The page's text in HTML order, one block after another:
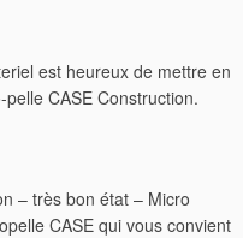
est heureux de mettre en
CASE Construction.
– très bon état – Micro
CASE qui vous convient